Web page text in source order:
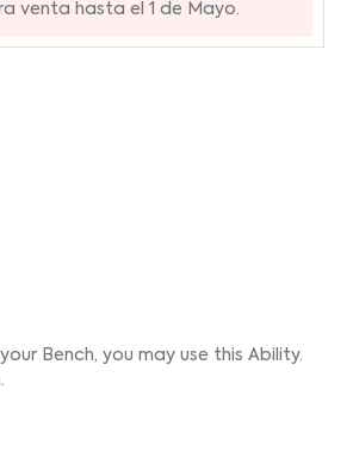
venta hasta el 1 de Mayo.
Bench, you may use this Ability.